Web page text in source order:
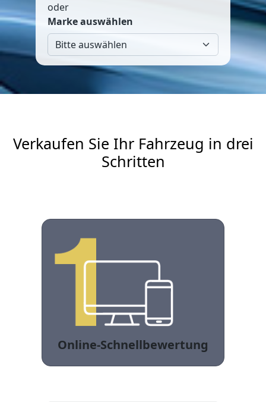
oder
Marke auswählen
Verkaufen Sie Ihr Fahrzeug in drei
Schritten
Online-Schnellbewertung